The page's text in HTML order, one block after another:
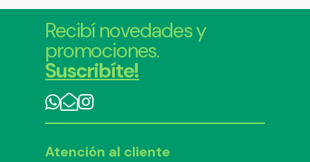
Recibí novedades y
promociones.
Suscribíte!
Atención al cliente